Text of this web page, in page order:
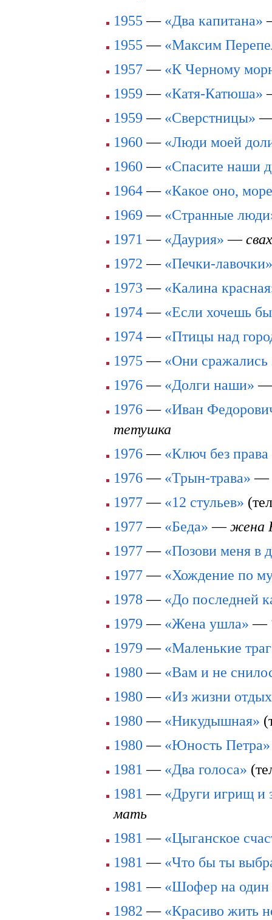
1955 — «Два капитана»
1955 — «Максим
1957— «К Черному
1959 — «Катя-Катюша»
1959 — «Сверстницы»
1960 — «Люди моей
1960 — «Спасите наши
1964— «Какое оно,
1969 — «Странные
1971 — «Даурия» —
1972 — «Печки-лавочки»
1973 — «Калина
1974— «Если хочешь
1974— «Птицы над
1975 — «Они сражались
1976— «Долги наши»
1976— «Иван
тетушка
1976— «Ключ без права
1976— «Трын-трава» —
1977— «12 стульев»
1977— «Беда» —жена
1977— «Позови меня в
1977— «Хождение по
1978 — «До последней
1979 — «Жена ушла» —
1979 — «Маленькие
1980 — «Вам и не
1980 — «Из жизни
1980 — «Никудышная»
1980 — «Юность Петра»
1981 — «Два голоса»
1981 — «Други игрищ и
мать
1981 — «Цыганское
1981 — «Что бы ты
1981 — «Шофер на один
1982 — «Красиво жить